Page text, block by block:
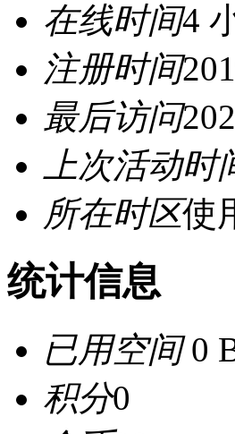
在线时间4
注册时间
最后访问
上次活动时
所在时区使
统计信息
已用空间0
积分0